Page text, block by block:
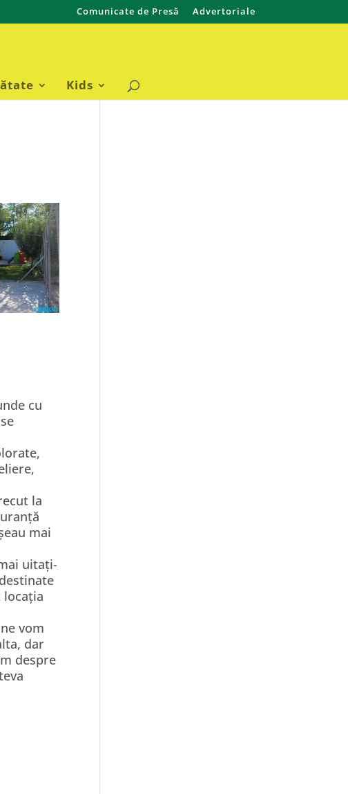
Comunicate de Presă Advertoriale
Kids
cu
la
mai
uitați-
locația
vom
dar
despre